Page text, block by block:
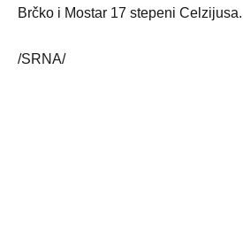
Brčko i Mostar 17 stepeni Celzijusa.
/SRNA/